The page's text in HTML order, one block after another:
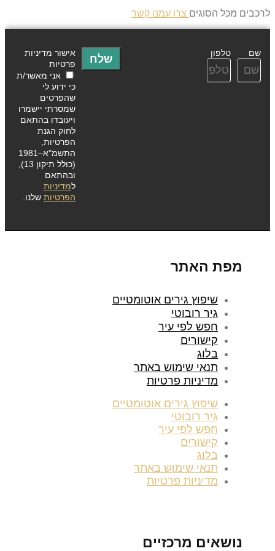
לרכבים מכל הסוגים צרו עמנו קשר
שם טלפון
אישור מדיניות
פרטיות
אני מאשר/ת
כי ידוע לי
שהפרטים
שמסרתי יישמרו
ויעובדו בהתאם
לחוק הגנת
הפרטיות,
התשמ"א–1981
(כולל תיקון 13),
ובהתאם
למדיניות
הפרטיות שלנו.
שלח
מפת האתר
שיפוץ גירים אוטומטיים
גיר רובוטי
חפש לפי עיר
קישורים
בלוג
תנאי שימוש באתר
מדיניות פרטיות
שיפוץ גירים אוטומטיים
גיר רובוטי
חפש לפי עיר
קישורים
בלוג
תנאי שימוש באתר
מדיניות פרטיות
נושאים מרכזיים